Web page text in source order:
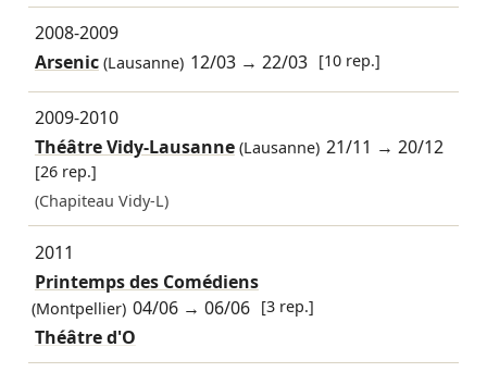
2008-2009
Arsenic(Lausanne) 12/03 →22/03 [10 rep.]
2009-2010
Théâtre Vidy-Lausanne(Lausanne) 21/11 →20/12
[26 rep.]
(Chapiteau Vidy-L)
2011
Printemps des Comédiens
(Montpellier) 04/06 →06/06 [3 rep.]
Théâtre d'O